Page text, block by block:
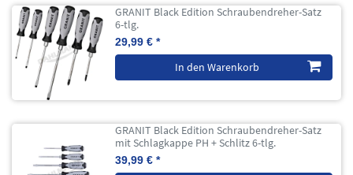
GRANIT Black Edition Schraubendreher-Satz
6-tlg.
29,99 € *
In den Warenkorb
GRANIT Black Edition Schraubendreher-Satz
mit Schlagkappe PH + Schlitz 6-tlg.
39,99 € *